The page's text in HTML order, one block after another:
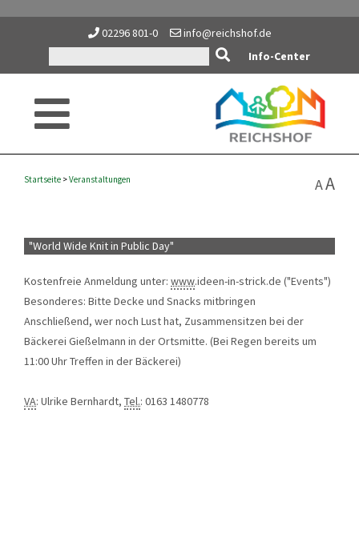
02296 801-0
info@reichshof.de
Info-Center
AA
Startseite >Veranstaltungen
"World Wide Knit in Public Day"
Kostenfreie Anmeldung unter: www.ideen-in-strick.de ("Events")
Besonderes: Bitte Decke und Snacks mitbringen
Anschließend, wer noch Lust hat, Zusammensitzen bei der
Bäckerei Gießelmann in der Ortsmitte. (Bei Regen bereits um
11:00 Uhr Treffen in der Bäckerei)
VA: Ulrike Bernhardt, Tel.: 0163 1480778